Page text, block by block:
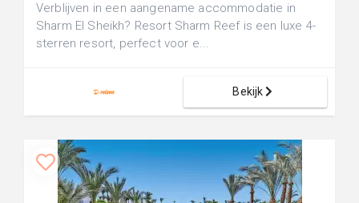
Verblijven in een aangename accommodatie in
Sharm El Sheikh? Resort Sharm Reef is een luxe 4-
sterren resort, perfect voor e...
Bekijk